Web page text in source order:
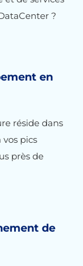
?
en
réside dans
pics
près de
de